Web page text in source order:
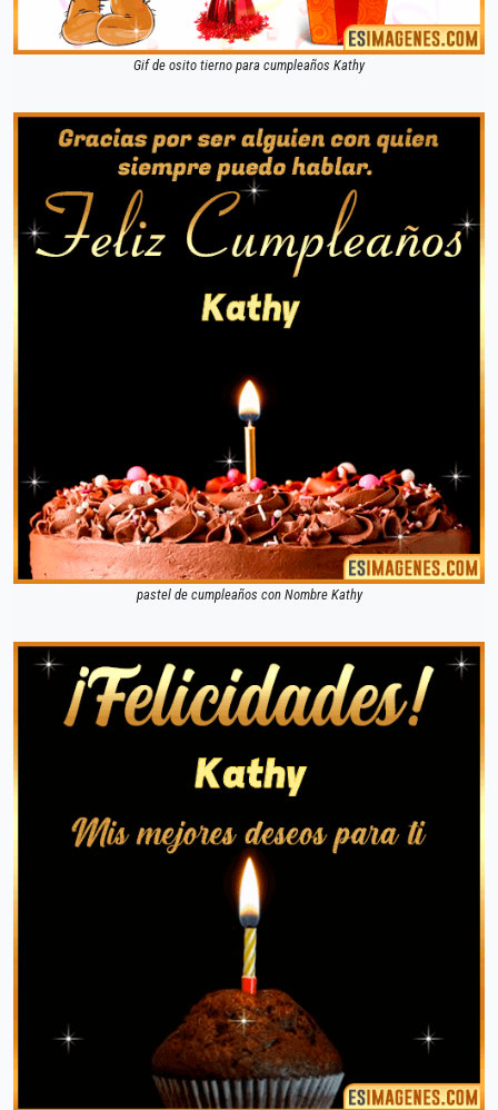
Gif de osito tierno para cumpleaños Kathy
pastel de cumpleaños con Nombre Kathy